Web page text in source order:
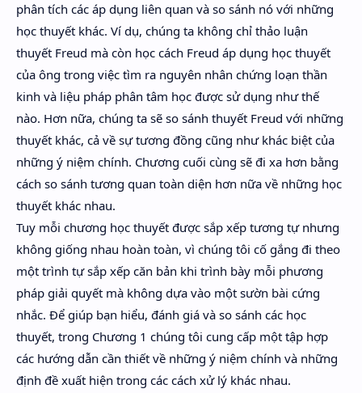
phân tích các áp dụng liên quan và so sánh nó với những
học thuyết khác. Ví dụ, chúng ta không chỉ thảo luận
thuyết Freud mà còn học cách Freud áp dụng học thuyết
của ông trong việc tìm ra nguyên nhân chứng loạn thần
kinh và liệu pháp phân tâm học được sử dụng như thế
nào. Hơn nữa, chúng ta sẽ so sánh thuyết Freud với những
thuyết khác, cả về sự tương đồng cũng như khác biệt của
những ý niệm chính. Chương cuối cùng sẽ đi xa hơn bằng
cách so sánh tương quan toàn diện hơn nữa về những học
thuyết khác nhau.
Tuy mỗi chương học thuyết được sắp xếp tương tự nhưng
không giống nhau hoàn toàn, vì chúng tôi cố gắng đi theo
một trình tự sắp xếp căn bản khi trình bày mỗi phương
pháp giải quyết mà không dựa vào một sườn bài cứng
nhắc. Để giúp bạn hiểu, đánh giá và so sánh các học
thuyết, trong Chương 1 chúng tôi cung cấp một tập hợp
các hướng dẫn cần thiết về những ý niệm chính và những
định đề xuất hiện trong các cách xử lý khác nhau.